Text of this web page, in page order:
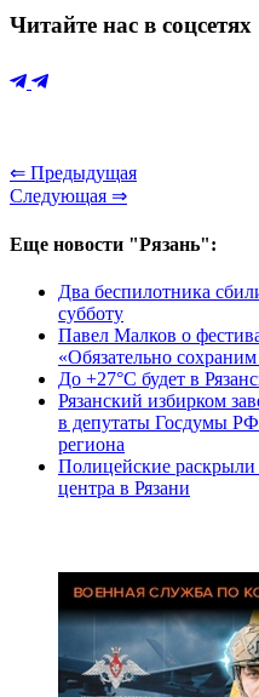
Читайте нас в соцсетях
⇐ Предыдущая
Следующая ⇒
Еще новости "Рязань":
Два беспилотника
субботу
Павел Малков о
«Обязательно
До +27°С будет в
Рязанский избирком
в депутаты Госдумы
региона
Полицейские раскрыли
центра в Рязани